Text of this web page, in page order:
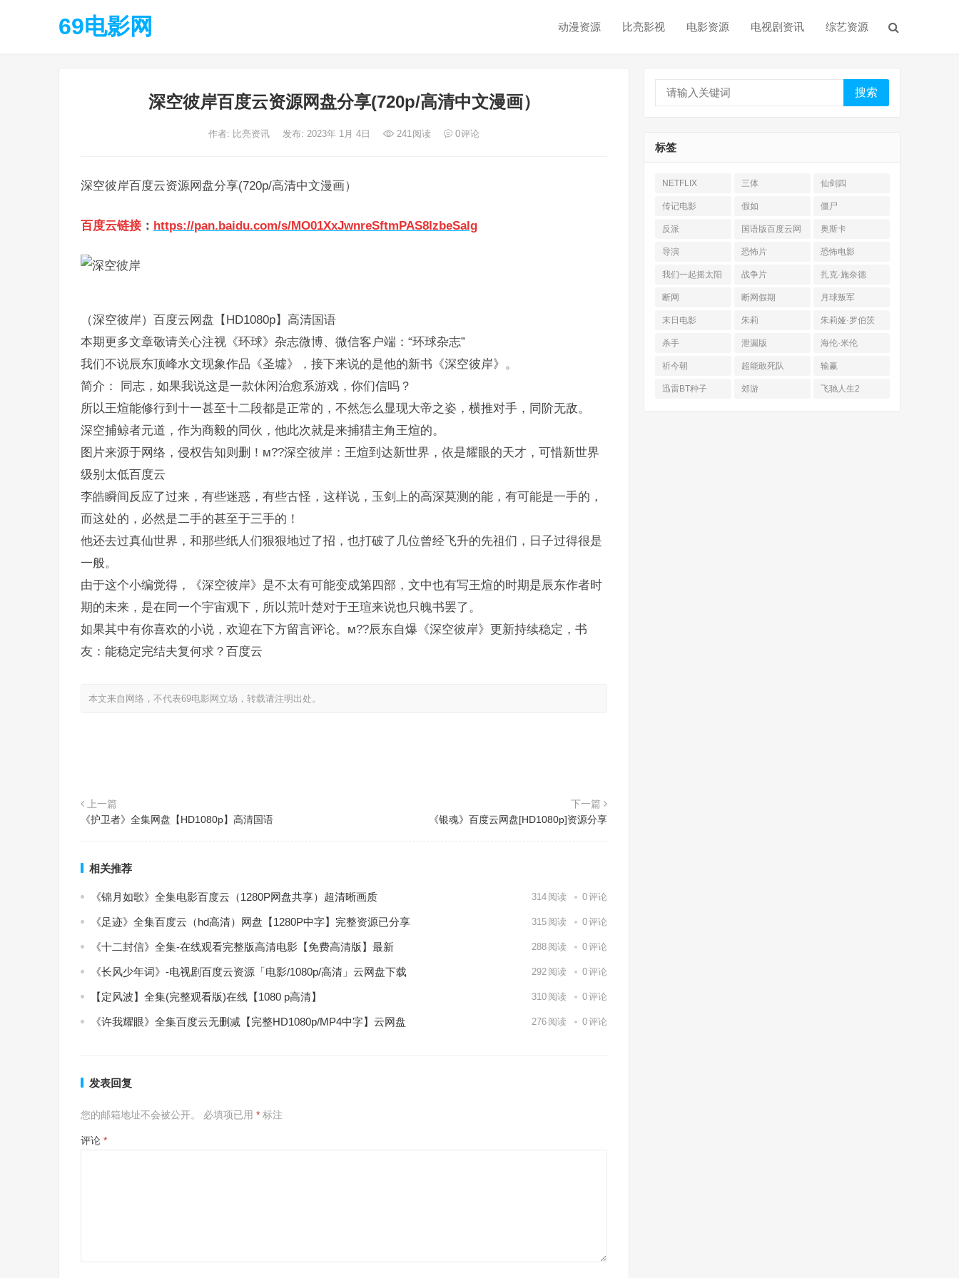
69电影网 动漫资源 比亮影视 电影资源 电视剧资讯 综艺资源
深空彼岸百度云资源网盘分享(720p/高清中文漫画）
作者: 比亮资讯 发布: 2023年 1月 4日 241阅读 0评论
深空彼岸百度云资源网盘分享(720p/高清中文漫画）
百度云链接 ： https://pan.baidu.com/s/MO01XxJwnreSftmPAS8IzbeSalg
（深空彼岸）百度云网盘【HD1080p】高清国语
本期更多文章敬请关心注视《环球》杂志微博、微信客户端：“环球杂志”
我们不说辰东顶峰水文现象作品《圣墟》，接下来说的是他的新书《深空彼岸》。
简介： 同志，如果我说这是一款休闲治愈系游戏，你们信吗？
所以王煊能修行到十一甚至十二段都是正常的，不然怎么显现大帝之姿，横推对手，同阶无敌。
深空捕鲸者元道，作为商毅的同伙，他此次就是来捕猎主角王煊的。
图片来源于网络，侵权告知则删！м??深空彼岸：王煊到达新世界，依是耀眼的天才，可惜新世界
级别太低百度云
李皓瞬间反应了过来，有些迷惑，有些古怪，这样说，玉剑上的高深莫测的能，有可能是一手的，
而这处的，必然是二手的甚至于三手的！
他还去过真仙世界，和那些纸人们狠狠地过了招，也打破了几位曾经飞升的先祖们，日子过得很是
一般。
由于这个小编觉得，《深空彼岸》是不太有可能变成第四部，文中也有写王煊的时期是辰东作者时
期的未来，是在同一个宇宙观下，所以荒叶楚对于王瑄来说也只魄书罢了。
如果其中有你喜欢的小说，欢迎在下方留言评论。м??辰东自爆《深空彼岸》更新持续稳定，书
友：能稳定完结夫复何求？百度云
本文来自网络，不代表69电影网立场，转载请注明出处。
上一篇
《护卫者》全集网盘【HD1080p】高清国语
下一篇
《银魂》百度云网盘[HD1080p]资源分享
相关推荐
《锦月如歌》全集电影百度云（1280P网盘共享）超清晰画质 314 阅读 0评论
《足迹》全集百度云（hd高清）网盘【1280P中字】完整资源已分享 315 阅读 0评论
《十二封信》全集-在线观看完整版高清电影【免费高清版】最新 288 阅读 0评论
《长风少年词》-电视剧百度云资源「电影/1080p/高清」云网盘下载 292 阅读 0评论
【定风波】全集(完整观看版)在线【1080 p高清】 310 阅读 0评论
《许我耀眼》全集百度云无删减【完整HD1080p/MP4中字】云网盘 276 阅读 0评论
发表回复
您的邮箱地址不会被公开。 必填项已用 * 标注
评论 *
搜索
标签
NETFLIX 三体 仙剑四
传记电影 假如 僵尸
反派
国语版百度云网
盘
奥斯卡
导演 恐怖片 恐怖电影
我们一起摇太阳 战争片 扎克·施奈德
断网 断网假期 月球叛军
末日电影 朱莉 朱莉娅·罗伯茨
杀手 泄漏版 海伦·米伦
祈今朝 超能敢死队 输赢
迅雷BT种子 郊游 飞驰人生2